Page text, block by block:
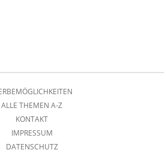
ALLE THEMEN A-Z
KONTAKT
IMPRESSUM
DATENSCHUTZ